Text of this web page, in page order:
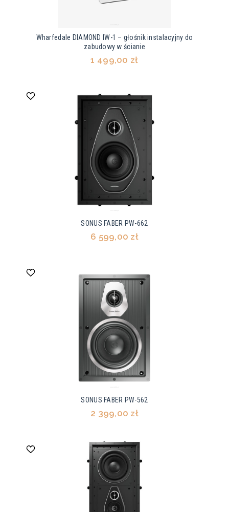
Wharfedale DIAMOND IW-1 – głośnik instalacyjny do
zabudowy w ścianie
1 499,00 zł
SONUS FABER PW-662
6 599,00 zł
SONUS FABER PW-562
2 399,00 zł